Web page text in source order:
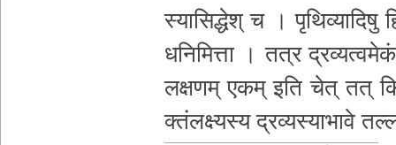
स्या­सि­द्धे­श् च । पृ­थि­व्या­दि­षु
ध­नि­मि­त्ता । तत्र
ल­क्ष­ण­म् एकम् इतिचेत् तत्
क्तं­ल­क्ष्य­स्य द्र­व्य­स्या­भा­वे